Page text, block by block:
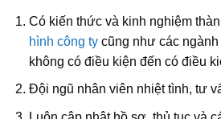
Có kiến thức và kinh nghiệm
hình công tycũng như các
không có điều kiện đến có điều
Đội ngũ nhân viên nhiệt tình, tư